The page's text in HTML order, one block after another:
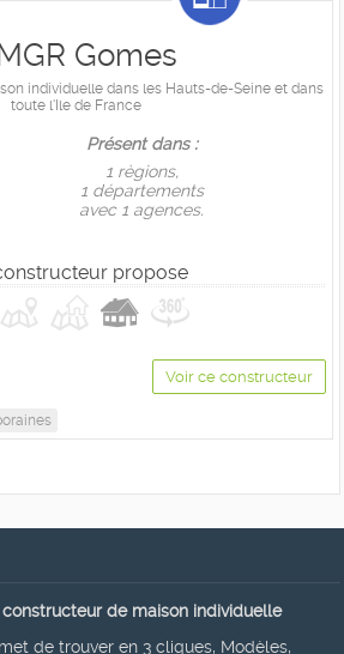
Gomes
individuelle dans les Hauts-de-Seine et dans
toute l'Ile de France
Présent dans :
1 règions,
1 départements
avec 1 agences.
propose
Voir ce constructeur
de maison individuelle
de trouver en 3 cliques, Modèles,